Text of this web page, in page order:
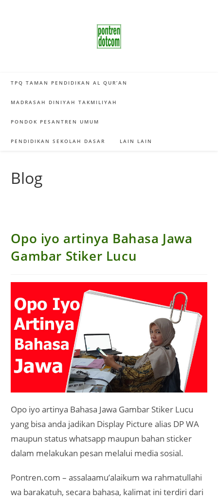
TPQ TAMAN PENDIDIKAN AL QUR’AN
MADRASAH DINIYAH TAKMILIYAH
PONDOK PESANTREN UMUM
PENDIDIKAN SEKOLAH DASAR LAIN LAIN
Blog
Opo iyo artinya Bahasa Jawa
Gambar Stiker Lucu
Opo iyo artinya Bahasa Jawa Gambar Stiker Lucu
yang bisa anda jadikan Display Picture alias DP WA
maupun status whatsapp maupun bahan sticker
dalam melakukan pesan melalui media sosial.
Pontren.com – assalaamu’alaikum wa rahmatullahi
wa barakatuh, secara bahasa, kalimat ini terdiri dari